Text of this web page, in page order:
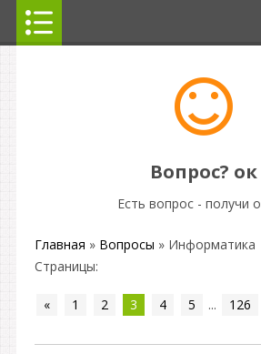
Вопрос? ок
Есть вопрос - получи
Главная » Вопросы » Информатика
Страницы:
« 1 2 3 4 5 ... 126